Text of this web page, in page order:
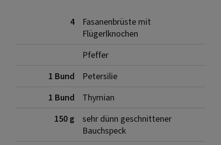
4
Fasanenbrüste mit
Flügerlknochen
Pfeffer
1 Bund
Petersilie
1 Bund
Thymian
150 g
sehr dünn geschnittener
Bauchspeck